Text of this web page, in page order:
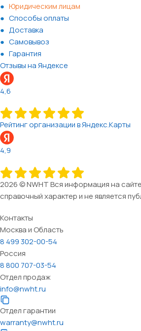
Юридическим лицам
Способы оплаты
Доставка
Самовывоз
Гарантия
Отзывы на Яндексе
4,6
Рейтинг организации в Яндекс.Карты
4,9
2026 © NWHT Вся информация на
справочный характер и не является
Контакты
Москва и Область
8 499 302-00-54
Россия
8 800 707-03-54
Отдел продаж
info@nwht.ru
Отдел гарантии
warranty@nwht.ru